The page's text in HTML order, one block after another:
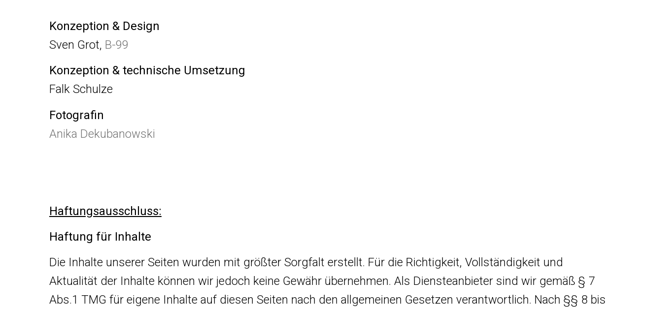
Konzeption & Design
Sven Grot, B-99
Konzeption & technische Umsetzung
Falk Schulze
Fotografin
Anika Dekubanowski
Haftungsausschluss:
Haftung für Inhalte
Die Inhalte unserer Seiten wurden mit größter Sorgfalt erstellt. Für die Richtigkeit, Vollständigkeit und
Aktualität der Inhalte können wir jedoch keine Gewähr übernehmen. Als Diensteanbieter sind wir gemäß § 7
Abs.1 TMG für eigene Inhalte auf diesen Seiten nach den allgemeinen Gesetzen verantwortlich. Nach §§ 8 bis